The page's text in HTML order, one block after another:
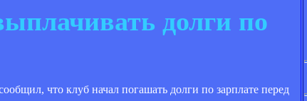
долги по
что клуб начал погашать долги по зарплате перед